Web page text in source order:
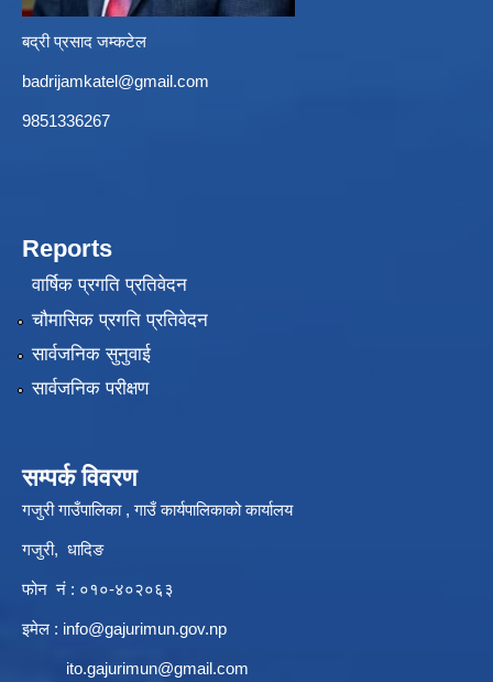
बद्री प्रसाद जम्कटेल
badrijamkatel@gmail.com
9851336267
Reports
वार्षिक प्रगति प्रतिवेदन
चौमासिक प्रगति प्रतिवेदन
सार्वजनिक सुनुवाई
सार्वजनिक परीक्षण
सम्पर्क विवरण
गजुरी गाउँपालिका , गाउँ कार्यपालिकाको कार्यालय
गजुरी, धादिङ
फोन नं : ०१०-४०२०६३
इमेल : info@gajurimun.gov.np
ito.gajurimun@gmail.com